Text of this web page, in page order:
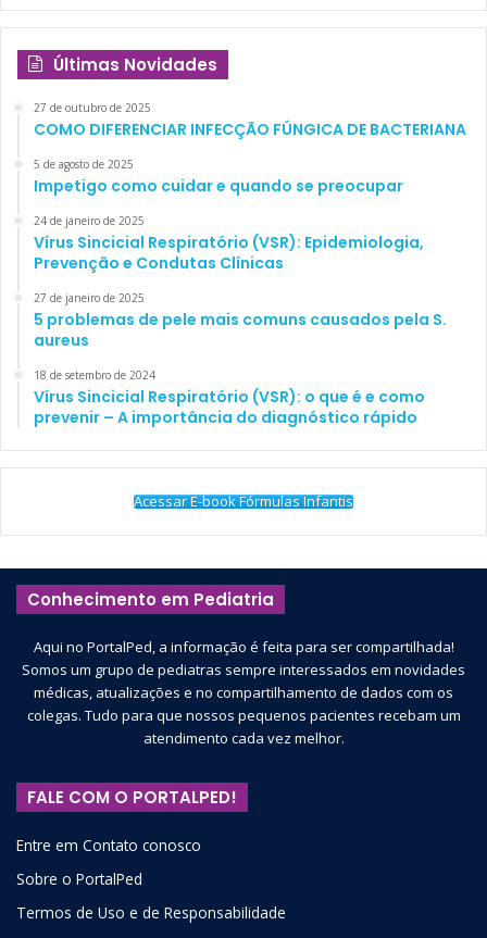
Últimas Novidades
27 de outubro de 2025
COMO DIFERENCIAR INFECÇÃO FÚNGICA DE BACTERIANA
5 de agosto de 2025
Impetigo como cuidar e quando se preocupar
24 de janeiro de 2025
Vírus Sincicial Respiratório (VSR): Epidemiologia,
Prevenção e Condutas Clínicas
27 de janeiro de 2025
5 problemas de pele mais comuns causados pela S.
aureus
18 de setembro de 2024
Vírus Sincicial Respiratório (VSR): o que é e como
prevenir – A importância do diagnóstico rápido
Acessar E-book Fórmulas Infantis
Conhecimento em Pediatria
Aqui no PortalPed, a informação é feita para ser compartilhada!
Somos um grupo de pediatras sempre interessados em novidades
médicas, atualizações e no compartilhamento de dados com os
colegas. Tudo para que nossos pequenos pacientes recebam um
atendimento cada vez melhor.
FALE COM O PORTALPED!
Entre em Contato conosco
Sobre o PortalPed
Termos de Uso e de Responsabilidade